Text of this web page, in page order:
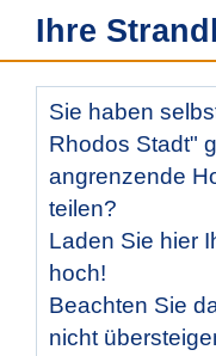
Ihre
Sie haben
Rhodos Stadt"
angrenzende
teilen?
Laden Sie hier
hoch!
Beachten Sie
nicht